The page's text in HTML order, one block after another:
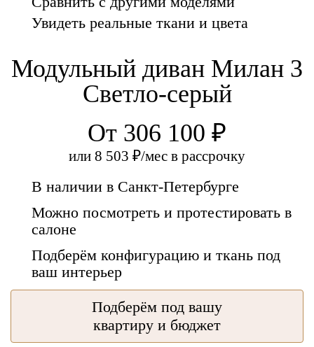
Увидеть реальные ткани и цвета
Модульный диван Милан 3
Светло-серый
От 306 100 ₽
или 8 503 ₽/мес в рассрочку
В наличии в Санкт-Петербурге
Можно посмотреть и протестировать в
салоне
Подберём конфигурацию и ткань под
ваш интерьер
Подберём под вашу
квартиру и бюджет